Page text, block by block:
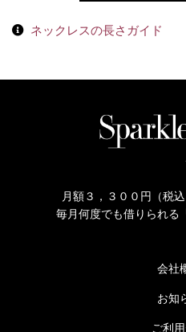
ネックレスの長さガイド
月額３，３００円（税
毎月何度でも借りられる
会社
お知
ご利